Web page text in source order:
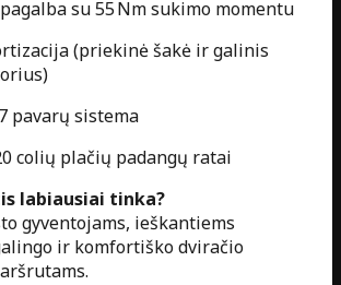
su 55 Nm sukimo momentu
(priekinė šakė ir galinis
pavarų sistema
colių plačių padangų ratai
labiausiai tinka?
gyventojams, ieškantiems
ir komfortiško dviračio